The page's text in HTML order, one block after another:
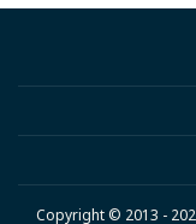
Copyright © 2013 -